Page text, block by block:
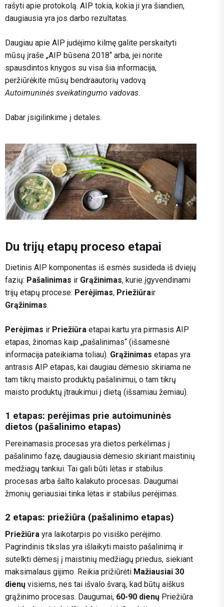
rašyti apie protokolą. AIP tokia, kokia ji yra šiandien,
daugiausia yra jos darbo rezultatas.
Daugiau apie AIP judėjimo kilmę galite perskaityti
mūsų įraše „AIP būsena 2018“ arba, jei norite
spausdintos knygos su visa šia informacija,
peržiūrėkite mūsų bendraautorių vadovą
Autoimuninės sveikatingumo vadovas.
Dabar įsigilinkime į detales.
Du trijų etapų proceso etapai
Dietinis AIP komponentas iš esmės susideda iš dviejų
fazių: Pašalinimas ir Grąžinimas, kurie įgyvendinami
trijų etapų procese: Perėjimas, Priežiūrair
Grąžinimas.
Perėjimas ir Priežiūra etapai kartu yra pirmasis AIP
etapas, žinomas kaip „pašalinimas“ (išsamesnė
informacija pateikiama toliau). Grąžinimas etapas yra
antrasis AIP etapas, kai daugiau dėmesio skiriama ne
tam tikrų maisto produktų pašalinimui, o tam tikrų
maisto produktų įtraukimui į dietą (išsamiau žemiau).
1 etapas: perėjimas prie autoimuninės
dietos (pašalinimo etapas)
Pereinamasis procesas yra dietos perkėlimas į
pašalinimo fazę, daugiausia dėmesio skiriant maistinių
medžiagų tankiui. Tai gali būti lėtas ir stabilus
procesas arba šalto kalakuto procesas. Daugumai
žmonių geriausiai tinka lėtas ir stabilus perėjimas.
2 etapas: priežiūra (pašalinimo etapas)
Priežiūra yra laikotarpis po visiško perėjimo.
Pagrindinis tikslas yra išlaikyti maisto pašalinimą ir
sutelkti dėmesį į maistinių medžiagų priedus, siekiant
maksimalaus gijimo. Reikia prižiūrėti Mažiausiai 30
dienų visiems, nes tai išvalo švarą, kad būtų aiškus
grąžinimo procesas. Daugumai, 60-90 dienų Priežiūra